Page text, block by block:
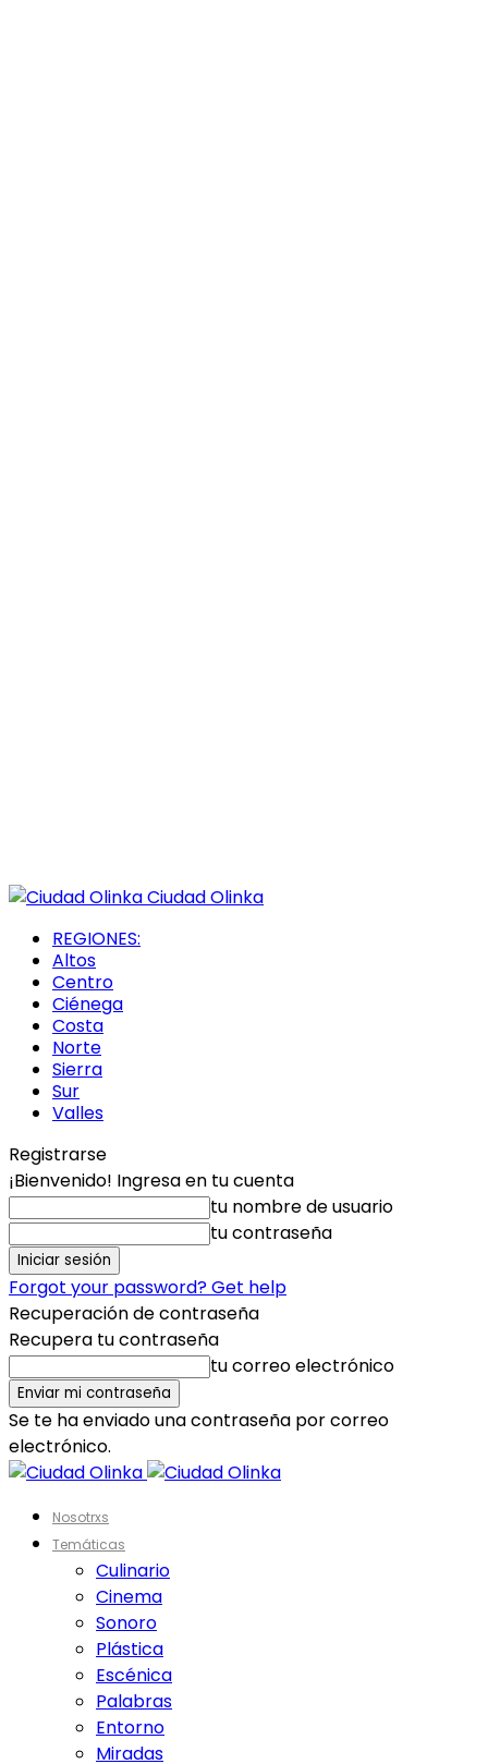
Ciudad Olinka
REGIONES:
Altos
Centro
Ciénega
Costa
Norte
Sierra
Sur
Valles
Registrarse
¡Bienvenido! Ingresa en tu cuenta
tu nombre de usuario
tu contraseña
Forgot your password? Get help
Recuperación de contraseña
Recupera tu contraseña
tu correo electrónico
Se te ha enviado una contraseña por correo
electrónico.
Nosotrxs
Temáticas
Culinario
Cinema
Sonoro
Plástica
Escénica
Palabras
Entorno
Miradas